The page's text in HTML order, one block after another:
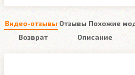
Видео-отзывы Отзывы Похожие
Возврат
Описание